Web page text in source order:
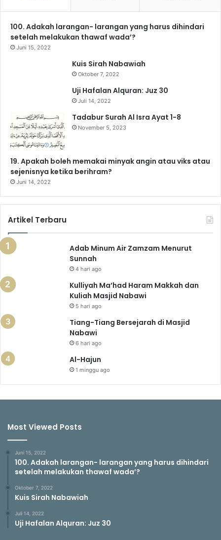
b
o
u
e
a
r
a
g
a
m
o
s
100. Adakah larangan- larangan yang harus dihindari
setelah melakukan thawaf wada’?
Juni 15, 2022
Kuis Sirah Nabawiah
Oktober 7, 2022
Uji Hafalan Alquran: Juz 30
Juli 14, 2022
Tadabur Surah Al Isra Ayat 1-8
November 5, 2023
19. Apakah boleh memakai minyak angin atau viks atau
sejenisnya ketika berihram?
Juni 14, 2022
Artikel Terbaru
Adab Minum Air Zamzam Menurut
Sunnah
4 hari ago
Kulliyah Ma’had Haram Makkah dan
Kuliah Masjid Nabawi
5 hari ago
Tiang-Tiang Bersejarah di Masjid
Nabawi
6 hari ago
Al-Hajun
1 minggu ago
Most Viewed Posts
Juni 15, 2022
100. Adakah larangan- larangan yang harus dihindari
setelah melakukan thawaf wada’?
Oktober 7, 2022
Kuis Sirah Nabawiah
Juli 14, 2022
Uji Hafalan Alquran: Juz 30